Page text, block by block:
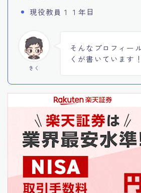
現役教員１１年目
きく
そんなプロフィー
くが書いています！